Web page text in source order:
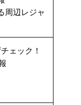
周辺レジャ
ェック！